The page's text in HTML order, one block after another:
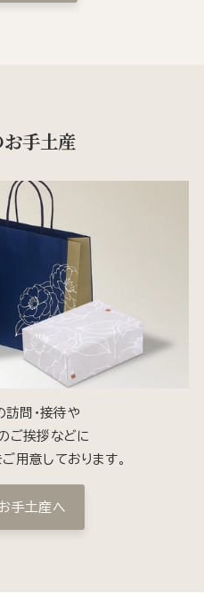
手土産
訪問・接待や
ご挨拶などに
用意しております。
手土産へ